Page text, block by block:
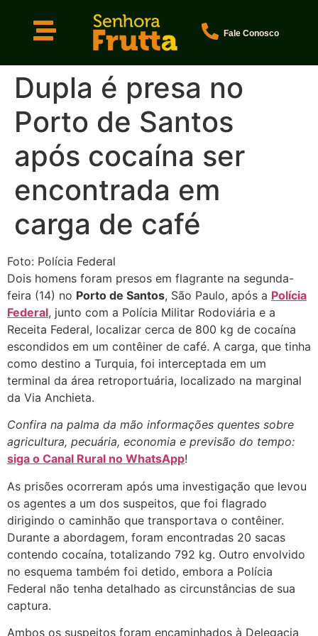
Fale Conosco
Dupla é presa no
Porto de Santos
após cocaína ser
encontrada em
carga de café
Foto: Polícia Federal
Dois homens foram presos em flagrante na segunda-
feira (14) no Porto de Santos, São Paulo, após a Polícia
Federal, junto com a Polícia Militar Rodoviária e a
Receita Federal, localizar cerca de 800 kg de cocaína
escondidos em um contêiner de café. A carga, que tinha
como destino a Turquia, foi interceptada em um
terminal da área retroportuária, localizado na marginal
da Via Anchieta.
Confira na palma da mão informações quentes sobre
agricultura, pecuária, economia e previsão do tempo:
siga o Canal Rural no WhatsApp!
As prisões ocorreram após uma investigação que levou
os agentes a um dos suspeitos, que foi flagrado
dirigindo o caminhão que transportava o contêiner.
Durante a abordagem, foram encontradas 20 sacas
contendo cocaína, totalizando 792 kg. Outro envolvido
no esquema também foi detido, embora a Polícia
Federal não tenha detalhado as circunstâncias de sua
captura.
Ambos os suspeitos foram encaminhados à Delegacia